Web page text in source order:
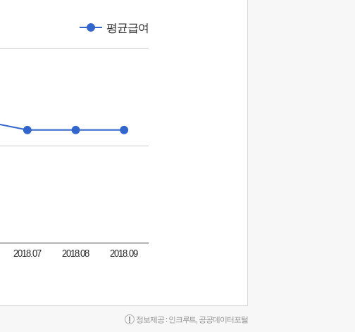
평균급여
2018.07 2018.08 2018.09
정보제공 : 인크루트 공공데이터포털